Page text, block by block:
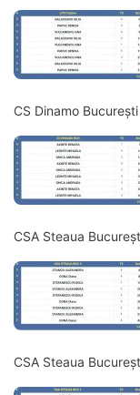
CS Dinamo
CSA Steaua
CSA Steaua